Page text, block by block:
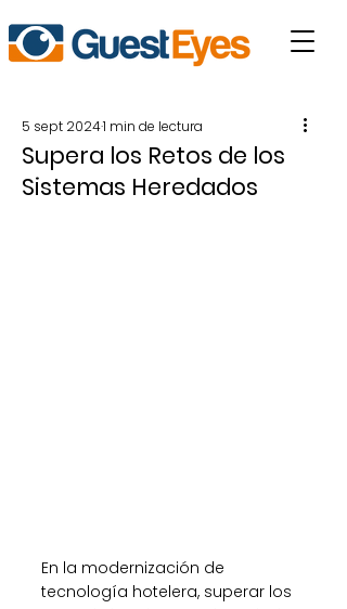
Supera los Retos de los
Sistemas Heredados
5 sept 20241 min de lectura
En la modernización de
tecnología hotelera, superar los